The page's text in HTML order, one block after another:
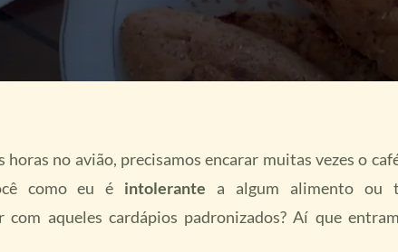
no avião, precisamos encarar muitas vezes o
como eu é intolerante a algum alimento ou
com aqueles cardápios padronizados? Aí que